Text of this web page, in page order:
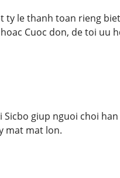
ty le thanh toan rieng
Cuoc don, de toi uu
giup nguoi choi
mat mat lon.